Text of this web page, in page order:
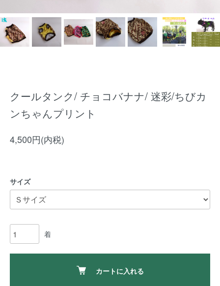
クールタンク/ チョコバナナ/ 迷彩/ちびカ
ンちゃんプリント
4,500円(内税)
サイズ
着
カートに入れる